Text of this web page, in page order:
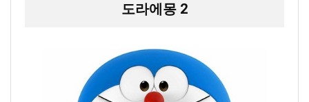
도라에몽 2